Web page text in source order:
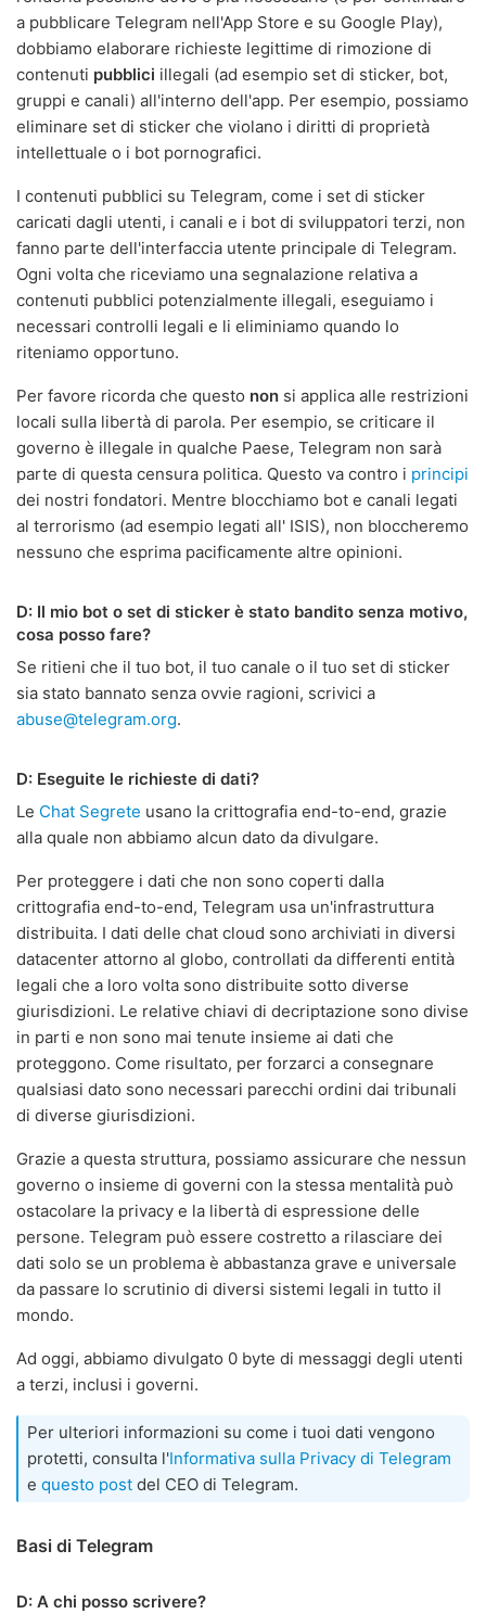
a pubblicare Telegram nell'App Store e su Google Play),
dobbiamo elaborare richieste legittime di rimozione di
contenuti pubblici illegali (ad esempio set di sticker, bot,
gruppi e canali) all'interno dell'app. Per esempio, possiamo
eliminare set di sticker che violano i diritti di proprietà
intellettuale o i bot pornografici.
I contenuti pubblici su Telegram, come i set di sticker
caricati dagli utenti, i canali e i bot di sviluppatori terzi, non
fanno parte dell'interfaccia utente principale di Telegram.
Ogni volta che riceviamo una segnalazione relativa a
contenuti pubblici potenzialmente illegali, eseguiamo i
necessari controlli legali e li eliminiamo quando lo
riteniamo opportuno.
Per favore ricorda che questo non si applica alle restrizioni
locali sulla libertà di parola. Per esempio, se criticare il
governo è illegale in qualche Paese, Telegram non sarà
parte di questa censura politica. Questo va contro i principi
dei nostri fondatori. Mentre blocchiamo bot e canali legati
al terrorismo (ad esempio legati all' ISIS), non bloccheremo
nessuno che esprima pacificamente altre opinioni.
D: Il mio bot o set di sticker è stato bandito senza motivo,
cosa posso fare?
Se ritieni che il tuo bot, il tuo canale o il tuo set di sticker
sia stato bannato senza ovvie ragioni, scrivici a
abuse@telegram.org.
D: Eseguite le richieste di dati?
Le Chat Segrete usano la crittografia end-to-end, grazie
alla quale non abbiamo alcun dato da divulgare.
Per proteggere i dati che non sono coperti dalla
crittografia end-to-end, Telegram usa un'infrastruttura
distribuita. I dati delle chat cloud sono archiviati in diversi
datacenter attorno al globo, controllati da differenti entità
legali che a loro volta sono distribuite sotto diverse
giurisdizioni. Le relative chiavi di decriptazione sono divise
in parti e non sono mai tenute insieme ai dati che
proteggono. Come risultato, per forzarci a consegnare
qualsiasi dato sono necessari parecchi ordini dai tribunali
di diverse giurisdizioni.
Grazie a questa struttura, possiamo assicurare che nessun
governo o insieme di governi con la stessa mentalità può
ostacolare la privacy e la libertà di espressione delle
persone. Telegram può essere costretto a rilasciare dei
dati solo se un problema è abbastanza grave e universale
da passare lo scrutinio di diversi sistemi legali in tutto il
mondo.
Ad oggi, abbiamo divulgato 0 byte di messaggi degli utenti
a terzi, inclusi i governi.
Per ulteriori informazioni su come i tuoi dati vengono
protetti, consulta l'Informativa sulla Privacy di Telegram
e questo post del CEO di Telegram.
Basi di Telegram
D: A chi posso scrivere?